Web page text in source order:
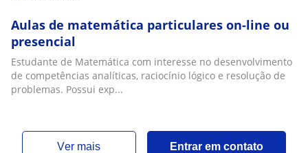
Aulas de matemática particulares on-line ou
presencial
Estudante de Matemática com interesse no desenvolvimento
de competências analíticas, raciocínio lógico e resolução de
problemas. Possui exp...
ver mais Entrar em contato